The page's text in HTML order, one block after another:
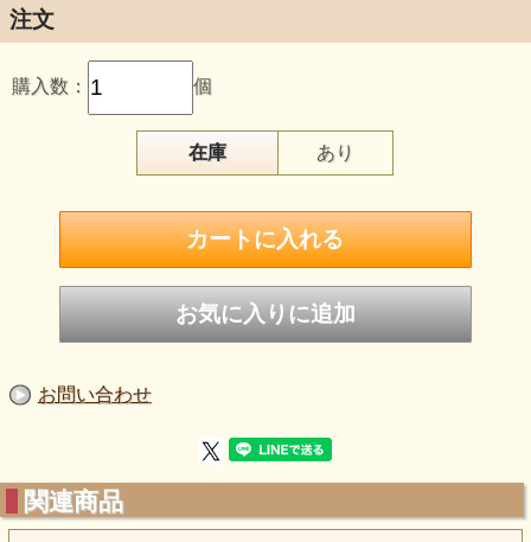
IMPERIAL TOPAZ
インペリアル・トパーズ
keyword『思考と感情の境界線』
人は思考からなります。
感情はコントロールできるものです。
それならば感情は唯一
一昔前の感情の共感つまり同情は
しかし今求められている心のつながりは
個を捨てる必要がありません。
注文
購入数： 個
在庫 あり
お問い合わせ
関連商品